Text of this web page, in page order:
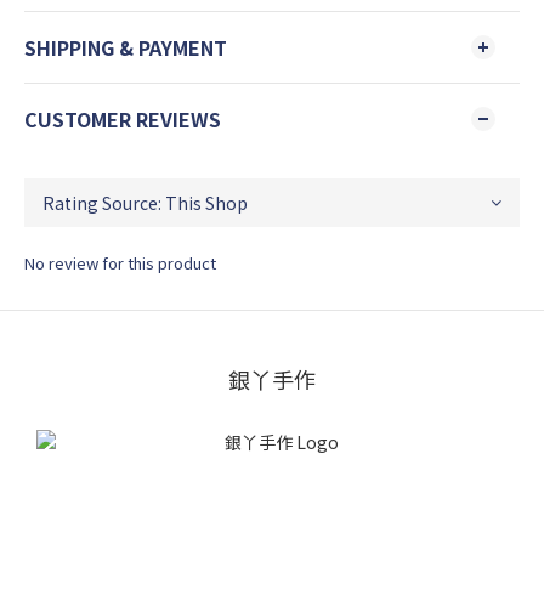
SHIPPING & PAYMENT
CUSTOMER REVIEWS
No review for this product
銀丫手作